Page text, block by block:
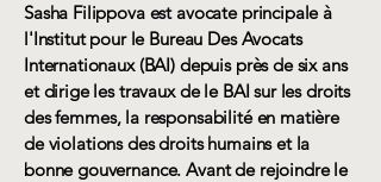
Sasha Filippova est avocate principale à
l'Institut pour le Bureau Des Avocats
Internationaux (BAI) depuis près de six ans
et dirige les travaux de le BAI sur les droits
des femmes, la responsabilité en matière
de violations des droits humains et la
bonne gouvernance. Avant de rejoindre le